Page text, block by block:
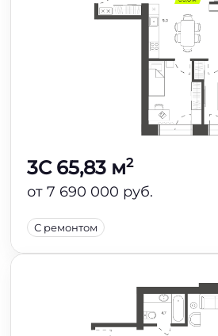
3C 65,83 м2
от 7 690 000 руб.
С ремонтом